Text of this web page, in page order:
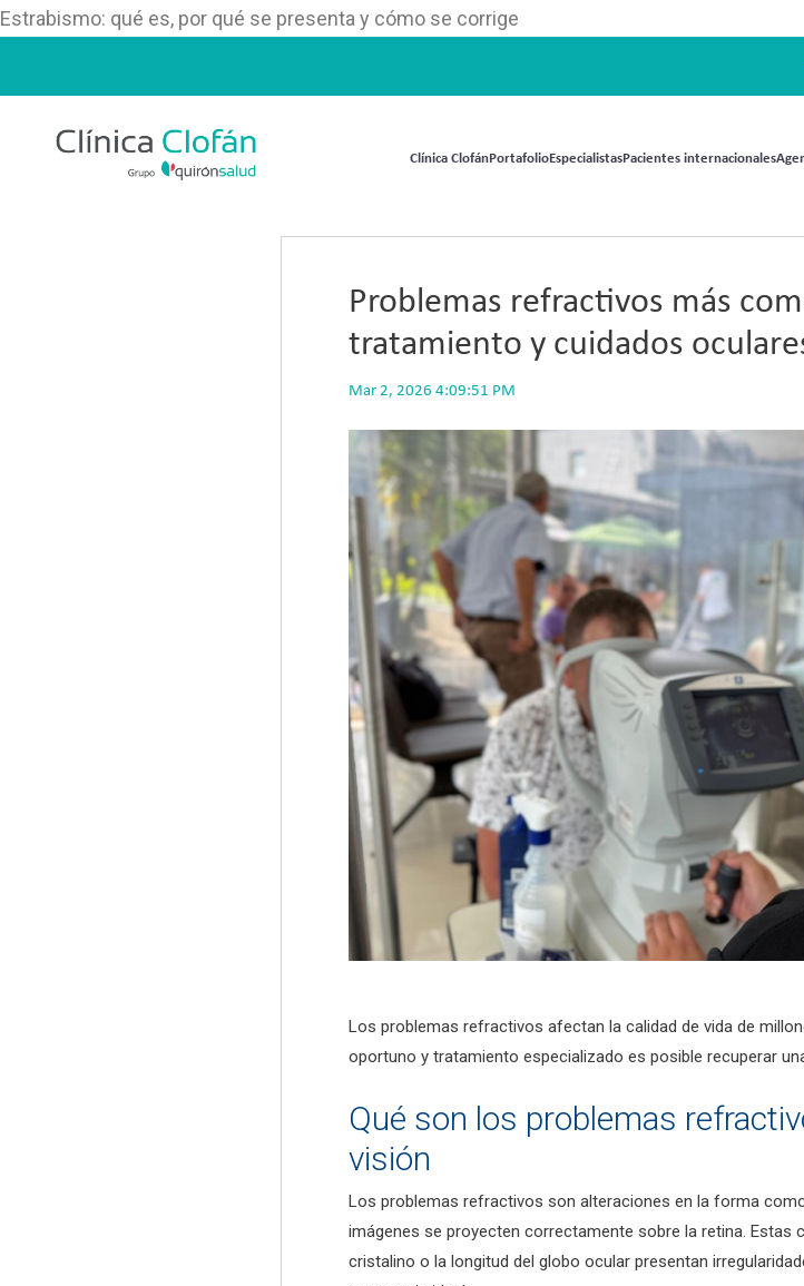
Estrabismo: qué es, por qué se presenta y cómo se corrige
Clínica ClofánPortafolioEspecialistasPacientes internacionales
Problemas refractivos más
tratamiento y cuidados
Mar 2, 2026 4:09:51 PM
Los problemas refractivos afectan la calidad de vida de
oportuno y tratamiento especializado es posible recuperar
Qué son los problemas
visión
Los problemas refractivos son alteraciones en la forma
imágenes se proyecten correctamente sobre la retina. Estas
cristalino o la longitud del globo ocular presentan